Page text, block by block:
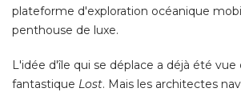
plateforme d'exploration océanique
penthouse de luxe.
L'idée d'île qui se déplace a déjà été vue
fantastique Lost. Mais les architectes